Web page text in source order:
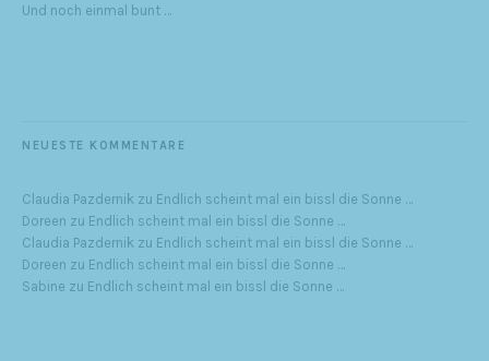
Und noch einmal bunt …
NEUESTE KOMMENTARE
Claudia Pazdernik zu Endlich scheint mal ein bissl die Sonne …
Doreen zu Endlich scheint mal ein bissl die Sonne …
Claudia Pazdernik zu Endlich scheint mal ein bissl die Sonne …
Doreen zu Endlich scheint mal ein bissl die Sonne …
Sabine zu Endlich scheint mal ein bissl die Sonne …